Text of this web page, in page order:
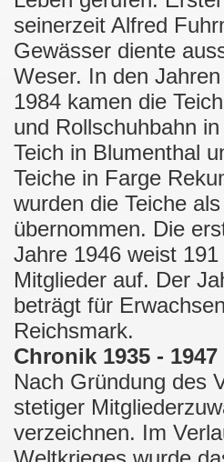
seinerzeit Alfred
Gewässer diente
Weser. In den
1984 kamen die
und Rollschuhbahn
Teich in Blumenthal
Teiche in Farge
wurden die Teiche
übernommen. Die
Jahre 1946 weist
Mitglieder auf. Der
beträgt für
Reichsmark.
Chronik 1935 - 1947
Nach Gründung des
stetiger
verzeichnen. Im